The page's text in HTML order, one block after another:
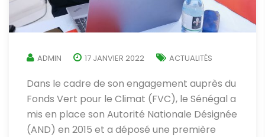
ADMIN 17 JANVIER 2022 ACTUALITÉS
Dans le cadre de son engagement auprès du
Fonds Vert pour le Climat (FVC), le Sénégal a
mis en place son Autorité Nationale Désignée
(AND) en 2015 et a déposé une première